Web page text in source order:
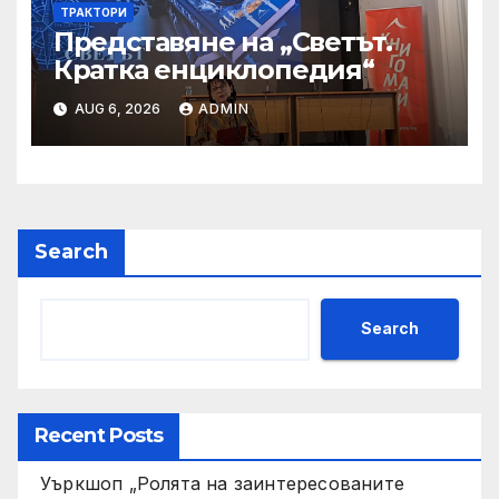
ТРАКТОРИ
Представяне на „Светът.
Кратка енциклопедия“
AUG 6, 2026 ADMIN
Search
Search
Recent Posts
Уъркшоп „Ролята на заинтересованите